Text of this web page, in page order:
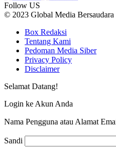
Follow US
© 2023 Global Media Bersaudara
Box Redaksi
Tentang Kami
Pedoman Media Siber
Privacy Policy
Disclaimer
Selamat Datang!
Login ke Akun Anda
Nama Pengguna atau Alamat
Sandi